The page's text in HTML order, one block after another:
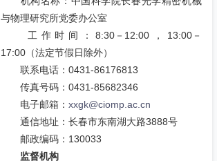
与物理研究所党委办公室
工作时间：8:30 － 12:00 ， 13:00－
17:00（法定节假日除外）
联系电话： 0431-86176813
传真号码： 0431-85682346
电子邮箱： xxgk@ciomp.ac.cn
通信地址：长春市东南湖大路3888号
邮政编码： 130033
监督机构